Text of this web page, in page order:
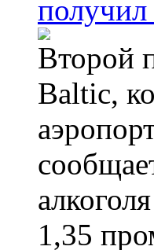
Второй
Baltic,
1,35